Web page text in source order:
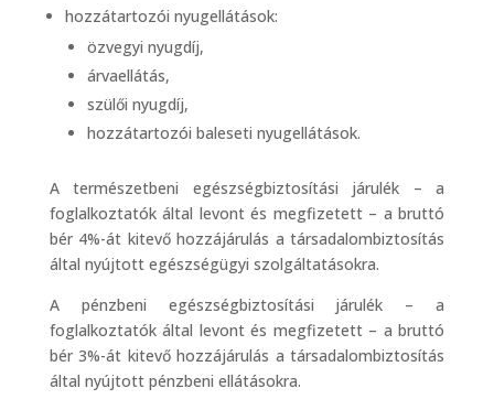
hozzátartozói nyugellátások:
özvegyi nyugdíj,
árvaellátás,
szülői nyugdíj,
hozzátartozói baleseti nyugellátások.
A természetbeni egészségbiztosítási járulék – a
foglalkoztatók által levont és megfizetett – a bruttó
bér 4%-át kitevő hozzájárulás a társadalombiztosítás
által nyújtott egészségügyi szolgáltatásokra.
A pénzbeni egészségbiztosítási járulék – a
foglalkoztatók által levont és megfizetett – a bruttó
bér 3%-át kitevő hozzájárulás a társadalombiztosítás
által nyújtott pénzbeni ellátásokra.